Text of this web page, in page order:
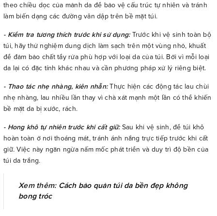
theo chiều dọc của mảnh da để bảo vệ cấu trúc tự nhiên và tránh
làm biến dạng các đường vân dập trên bề mặt túi.
- Kiểm tra tương thích trước khi sử dụng:Trước khi vệ sinh toàn bộ
túi, hãy thử nghiệm dung dịch làm sạch trên một vùng nhỏ, khuất
để đảm bảo chất tẩy rửa phù hợp với loại da của túi. Bởi vì mỗi loại
da lại có đặc tính khác nhau và cần phương pháp xử lý riêng biệt.
- Thao tác nhẹ nhàng, kiên nhẫn:Thực hiện các động tác lau chùi
nhẹ nhàng, lau nhiều lần thay vì chà xát mạnh một lần có thể khiến
bề mặt da bị xước, rách.
- Hong khô tự nhiên trước khi cất giữ:Sau khi vệ sinh, để túi khô
hoàn toàn ở nơi thoáng mát, tránh ánh nắng trực tiếp trước khi cất
giữ. Việc này ngăn ngừa nấm mốc phát triển và duy trì độ bền của
túi da trắng.
Xem thêm: Cách bảo quản túi da bền đẹp không
bong tróc